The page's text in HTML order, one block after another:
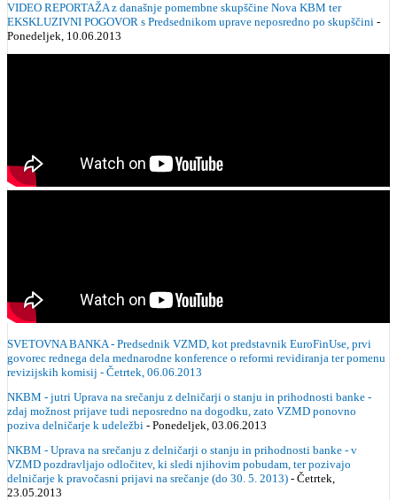
VIDEO REPORTAŽA z današnje pomembne skupščine Nova KBM ter
EKSKLUZIVNI POGOVOR s Predsednikom uprave neposredno po skupščini -
Ponedeljek, 10.06.2013
SVETOVNA BANKA - Predsednik VZMD, kot predstavnik EuroFinUse, prvi
govorec rednega dela mednarodne konference o reformi revidiranja ter pomenu
revizijskih komisij - Četrtek, 06.06.2013
NKBM - jutri Uprava na srečanju z delničarji o stanju in prihodnosti banke -
zdaj možnost prijave tudi neposredno na dogodku, zato VZMD ponovno
poziva delničarje k udeležbi - Ponedeljek, 03.06.2013
NKBM - Uprava na srečanju z delničarji o stanju in prihodnosti banke - v
VZMD pozdravljajo odločitev, ki sledi njihovim pobudam, ter pozivajo
delničarje k pravočasni prijavi na srečanje (do 30. 5. 2013) - Četrtek,
23.05.2013